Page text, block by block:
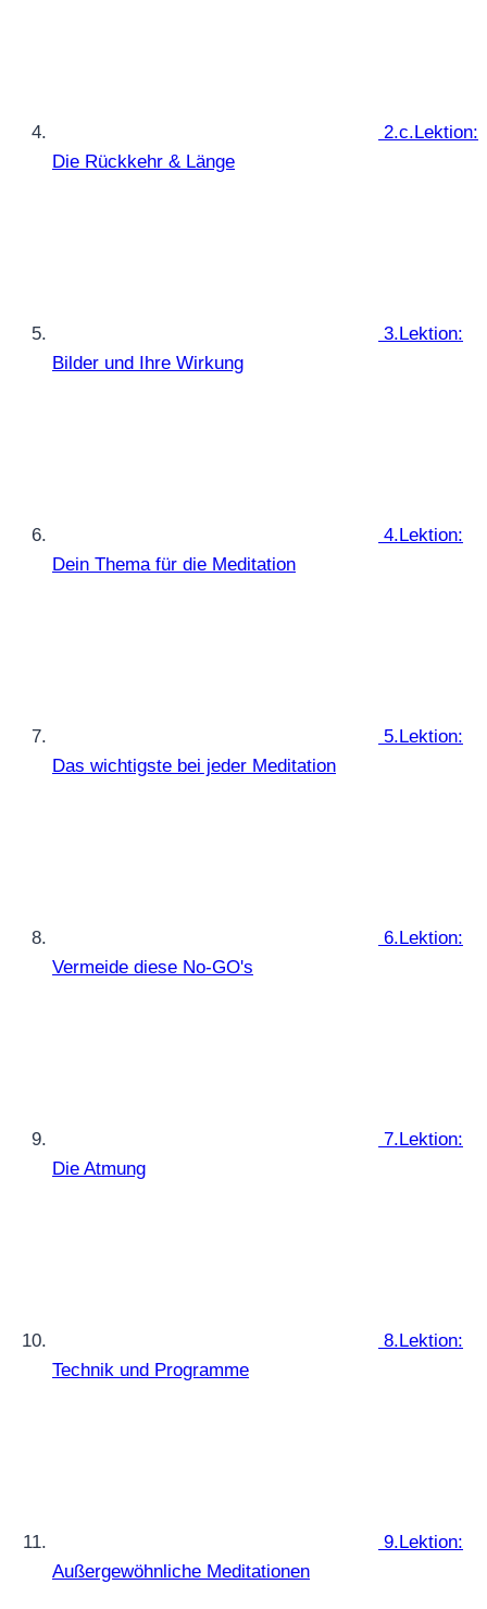
2.c.Lektion:
Die Rückkehr & Länge
3.Lektion:
Bilder und Ihre Wirkung
4.Lektion:
Dein Thema für die Meditation
5.Lektion:
Das wichtigste bei jeder Meditation
6.Lektion:
Vermeide diese No-GO's
7.Lektion:
Die Atmung
8.Lektion:
Technik und Programme
9.Lektion:
Außergewöhnliche Meditationen